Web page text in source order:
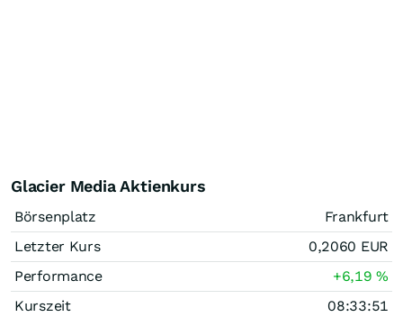
Glacier Media Aktienkurs
Börsenplatz
Frankfurt
Letzter Kurs
0,2060 EUR
Performance
+6,19%
Kurszeit
08:33:51